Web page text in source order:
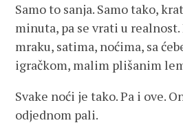
Samo to sanja. Samo tako,
minuta, pa se vrati u
mraku, satima, noćima, sa
igračkom, malim plišanim
Svake noći je tako. Pa i ove.
odjednom pali.